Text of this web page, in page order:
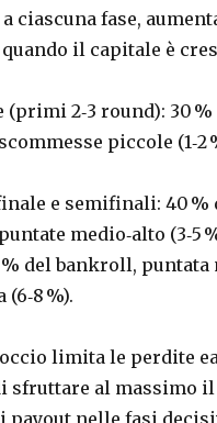
ciascuna fase,
il capitale è
(primi 2‑3 round): 30 %
piccole (1‑2
e semifinali: 40 %
medio‑alto (3‑5
% del bankroll, puntata
%).
limita le perdite
sfruttare al massimo il
payout nelle fasi